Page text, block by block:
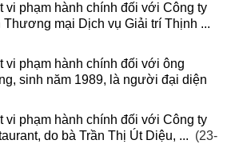
vi phạm hành chính đối với Công ty
mại Dịch vụ Giải trí Thịnh ...
vi phạm hành chính đối với ông
sinh năm 1989, là người đại diện
vi phạm hành chính đối với Công ty
do bà Trần Thị Út Diệu, ... (23-